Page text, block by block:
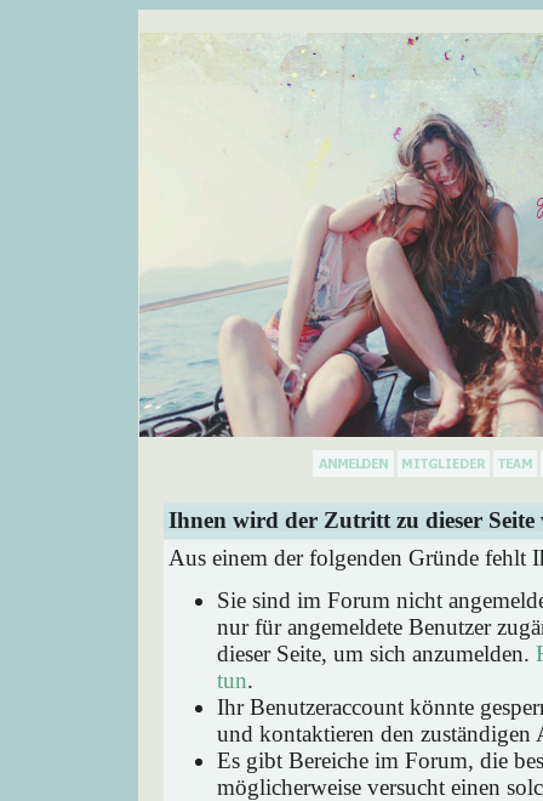
Ihnen wird der Zutritt zu dieser Seite
Aus einem der folgenden Gründe fehlt
Sie sind im Forum nicht
nur für angemeldete Benutzer
dieser Seite, um sich anzumelden.
tun.
Ihr Benutzeraccount könnte
und kontaktieren den zuständigen
Es gibt Bereiche im Forum, die
möglicherweise versucht einen